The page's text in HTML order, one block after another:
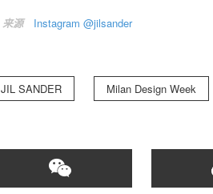
来源 Instagram @jilsander
JIL SANDER Milan Design Week